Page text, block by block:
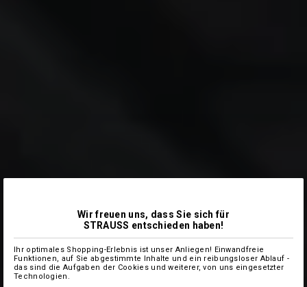
Wir freuen uns, dass Sie sich für
STRAUSS entschieden haben!
Ihr optimales Shopping-Erlebnis ist unser Anliegen! Einwandfreie
Funktionen, auf Sie abgestimmte Inhalte und ein reibungsloser Ablauf -
das sind die Aufgaben der Cookies und weiterer, von uns eingesetzter
Technologien.